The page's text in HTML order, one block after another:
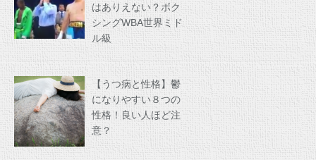
はありえない？ボク
シングWBA世界ミド
ル級
【うつ病と性格】鬱
になりやすい８つの
性格！良い人ほど注
意？